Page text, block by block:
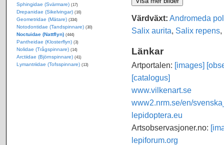
Värdväxt: Andromeda
Salix aurita, Salix repens,
Länkar
Artportalen: [images]
[catalogus]
www.vilkenart.se
www2.nrm.se/en/
lepidoptera.eu
Artsobservasjoner.no:
lepiforum.org
Sphingidae (Svärmare) (17)
Drepanidae (Sikelvingar) (16)
Geometridae (Mätare) (334)
Notodontidae (Tandspinnare) (30)
Noctuidae (Nattflyn) (444)
Pantheidae (Klosterflyn) (3)
Nolidae (Trågspinnare) (14)
Arctiidae (Björnspinnare) (41)
Lymantriidae (Tofsspinnare) (13)